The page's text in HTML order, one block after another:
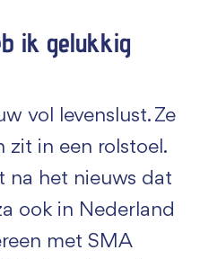
ik gelukkig
vol levenslust. Ze
in een rolstoel.
na het nieuws dat
ook in Nederland
met SMA